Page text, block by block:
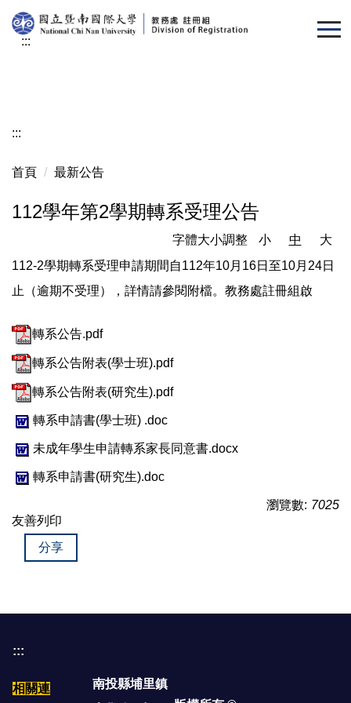
跳
到
:::
:::
首頁 最新公告
112學年第2學期轉系受理公告
字體大小調整 小 中
大
112-2學期轉系受理申請期間自112年10月16日至10月24日
止（逾期不受理），詳情請參閱附檔。教務處註冊組啟
轉系公告.pdf
轉系公告附表(學士班).pdf
轉系公告附表(研究生).pdf
轉系申請書(學士班) .doc
未成年學生申請轉系家長同意書.docx
轉系申請書(研究生).doc
瀏覽數: 7025
友善列印
分享
:::
相關連
南投縣埔里鎮